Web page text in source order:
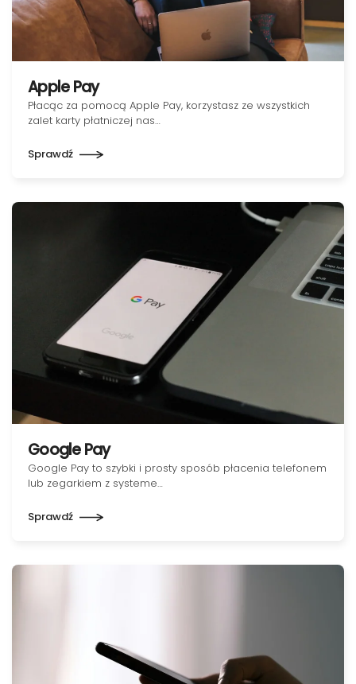
Apple Pay
Płacąc za pomocą Apple Pay, korzystasz ze wszystkich
zalet karty płatniczej nas…
Sprawdź
Google Pay
Google Pay to szybki i prosty sposób płacenia telefonem
lub zegarkiem z systeme…
Sprawdź